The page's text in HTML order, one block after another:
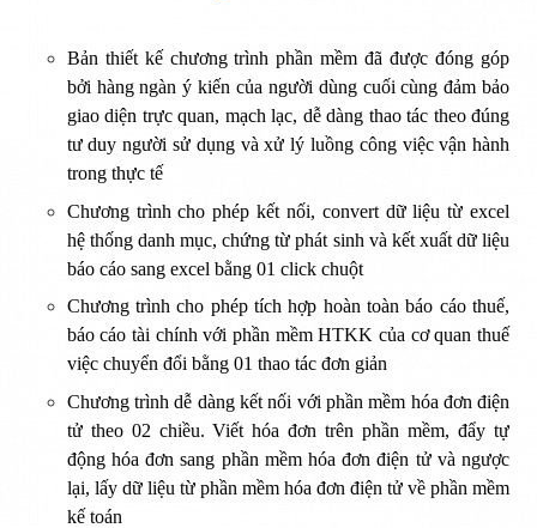
Bản thiết kế chương trình phần mềm đã được đóng góp
bởi hàng ngàn ý kiến của người dùng cuối cùng đảm bảo
giao diện trực quan, mạch lạc, dễ dàng thao tác theo đúng
tư duy người sử dụng và xử lý luồng công việc vận hành
trong thực tế
Chương trình cho phép kết nối, convert dữ liệu từ excel
hệ thống danh mục, chứng từ phát sinh và kết xuất dữ liệu
báo cáo sang excel bằng 01 click chuột
Chương trình cho phép tích hợp hoàn toàn báo cáo thuế,
báo cáo tài chính với phần mềm HTKK của cơ quan thuế
việc chuyển đổi bằng 01 thao tác đơn giản
Chương trình dễ dàng kết nối với phần mềm hóa đơn điện
tử theo 02 chiều. Viết hóa đơn trên phần mềm, đẩy tự
động hóa đơn sang phần mềm hóa đơn điện tử và ngược
lại, lấy dữ liệu từ phần mềm hóa đơn điện tử về phần mềm
kế toán